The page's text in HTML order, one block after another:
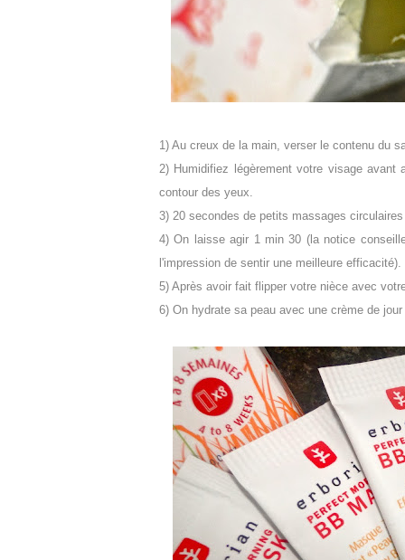
1) Au creux de la main, verser le contenu du
2) Humidifiez légèrement votre visage
contour des yeux.
3) 20 secondes de petits massages
4) On laisse agir 1 min 30 (la notice
l'impression de sentir une meilleure efficacité).
5) Après avoir fait flipper votre nièce avec
6) On hydrate sa peau avec une crème de